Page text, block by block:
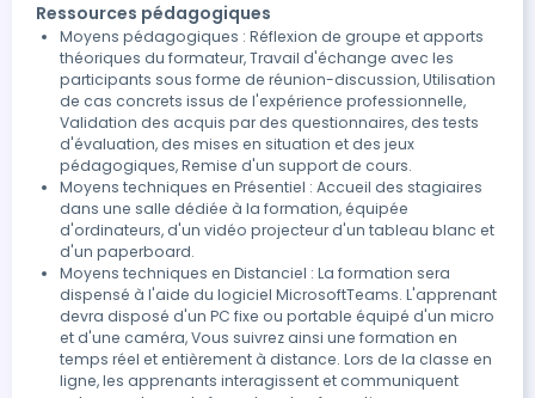
Ressources pédagogiques
Moyens pédagogiques : Réflexion de groupe et apports
théoriques du formateur, Travail d'échange avec les
participants sous forme de réunion-discussion, Utilisation
de cas concrets issus de l'expérience professionnelle,
Validation des acquis par des questionnaires, des tests
d'évaluation, des mises en situation et des jeux
pédagogiques, Remise d'un support de cours.
Moyens techniques en Présentiel : Accueil des stagiaires
dans une salle dédiée à la formation, équipée
d'ordinateurs, d'un vidéo projecteur d'un tableau blanc et
d'un paperboard.
Moyens techniques en Distanciel : La formation sera
dispensé à l'aide du logiciel MicrosoftTeams. L'apprenant
devra disposé d'un PC fixe ou portable équipé d'un micro
et d'une caméra, Vous suivrez ainsi une formation en
temps réel et entièrement à distance. Lors de la classe en
ligne, les apprenants interagissent et communiquent